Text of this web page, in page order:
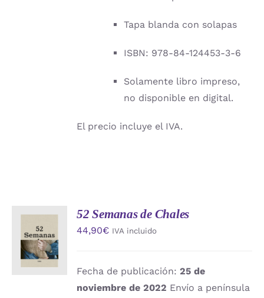
Tapa blanda con solapas
ISBN: 978-84-124453-3-6
Solamente libro impreso,
no disponible en digital.
El precio incluye el IVA.
AL
CARRITO
/
DETALLES
52 Semanas de Chales
44,90€ IVA incluido
Fecha de publicación:25 de
noviembre de 2022 Envío a península